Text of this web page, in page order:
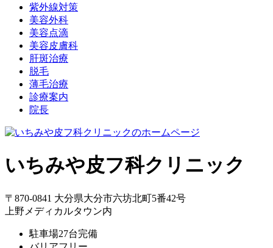
紫外線対策
美容外科
美容点滴
美容皮膚科
肝斑治療
脱毛
薄毛治療
診療案内
院長
いちみや皮フ科クリニック
〒870-0841 大分県大分市六坊北町5番42号
上野メディカルタウン内
駐車場27台完備